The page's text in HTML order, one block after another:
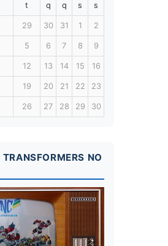
t q q s s
29 30 31 1 2
5 6 7 8 9
12 13 14 15 16
19 20 21 22 23
26 27 28 29 30
NO